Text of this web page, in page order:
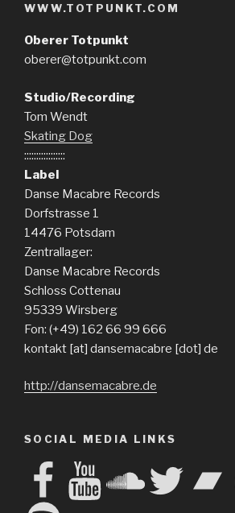
WWW.TOTPUNKT.COM
Oberer Totpunkt
oberer@totpunkt.com
Studio/Recording
Tom Wendt
Skating Dog
:::::::::::::::::
Label
Danse Macabre Records
Dorfstrasse 1
14476 Potsdam
Zentrallager:
Danse Macabre Records
Schloss Cottenau
95339 Wirsberg
Fon: (+49) 162 66 99 666
kontakt [at] dansemacabre [dot] de
http://dansemacabre.de
SOCIAL MEDIA LINKS
FacebookYouTube SoundCloud
Twitter
Spotify